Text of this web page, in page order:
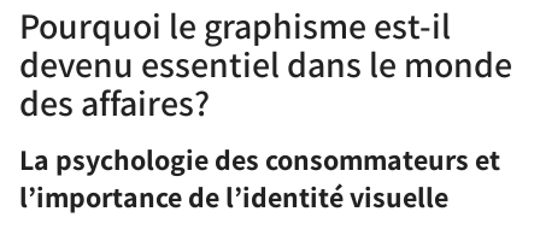
Pourquoi le graphisme est-il
devenu essentiel dans le monde
des affaires?
La psychologie des consommateurs et
l’importance de l’identité visuelle